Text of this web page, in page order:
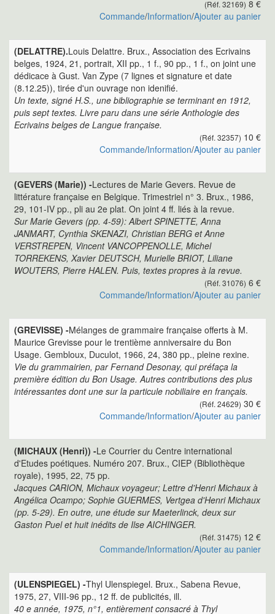
(Réf. 32169) 8 €
Commande/Information/Ajouter au panier
(DELATTRE).Louis Delattre. Brux., Association des Ecrivains
belges, 1924, 21, portrait, XII pp., 1 f., 90 pp., 1 f., on joint une
dédicace à Gust. Van Zype (7 lignes et signature et date
(8.12.25)), tirée d'un ouvrage non idenifié.
Un texte, signé H.S., une bibliographie se terminant en 1912,
puis sept textes. Livre paru dans une série Anthologie des
Ecrivains belges de Langue française.
(Réf. 32357) 10 €
Commande/Information/Ajouter au panier
(GEVERS (Marie)) -Lectures de Marie Gevers. Revue de
littérature française en Belgique. Trimestriel n° 3. Brux., 1986,
29, 101-IV pp., pli au 2e plat. On joint 4 ff. liés à la revue.
Sur Marie Gevers (pp. 4-59): Albert SPINETTE, Anna
JANMART, Cynthia SKENAZI, Christian BERG et Anne
VERSTREPEN, Vincent VANCOPPENOLLE, Michel
TORREKENS, Xavier DEUTSCH, Murielle BRIOT, Liliane
WOUTERS, Pierre HALEN. Puis, textes propres à la revue.
(Réf. 31076) 6 €
Commande/Information/Ajouter au panier
(GREVISSE) -Mélanges de grammaire française offerts à M.
Maurice Grevisse pour le trentième anniversaire du Bon
Usage. Gembloux, Duculot, 1966, 24, 380 pp., pleine rexine.
Vie du grammairien, par Fernand Desonay, qui préfaça la
première édition du Bon Usage. Autres contributions des plus
intéressantes dont une sur la particule nobiliaire en français.
(Réf. 24629) 30 €
Commande/Information/Ajouter au panier
(MICHAUX (Henri)) -Le Courrier du Centre international
d'Etudes poétiques. Numéro 207. Brux., CIEP (Bibliothèque
royale), 1995, 22, 75 pp.
Jacques CARION, Michaux voyageur; Lettre d'Henri Michaux à
Angélica Ocampo; Sophie GUERMES, Vertgea d'Henri Michaux
(pp. 5-29). En outre, une étude sur Maeterlinck, deux sur
Gaston Puel et huit inédits de Ilse AICHINGER.
(Réf. 31475) 12 €
Commande/Information/Ajouter au panier
(ULENSPIEGEL) -Thyl Ulenspiegel. Brux., Sabena Revue,
1975, 27, VIII-96 pp., 12 ff. de publicités, ill.
40 e année, 1975, n°1, entièrement consacré à Thyl